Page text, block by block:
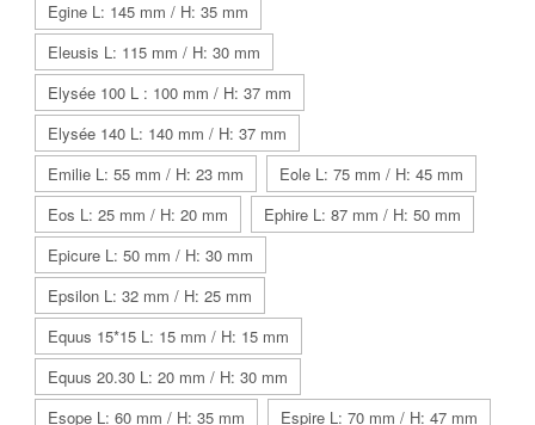
Egine L: 145 mm / H: 35 mm
Eleusis L: 115 mm / H: 30 mm
Elysée 100 L : 100 mm / H: 37 mm
Elysée 140 L: 140 mm / H: 37 mm
Emilie L: 55 mm / H: 23 mm
Eole L: 75 mm / H: 45 mm
Eos L: 25 mm / H: 20 mm
Ephire L: 87 mm / H: 50 mm
Epicure L: 50 mm / H: 30 mm
Epsilon L: 32 mm / H: 25 mm
Equus 15*15 L: 15 mm / H: 15 mm
Equus 20.30 L: 20 mm / H: 30 mm
Esope L: 60 mm / H: 35 mm
Espire L: 70 mm / H: 47 mm